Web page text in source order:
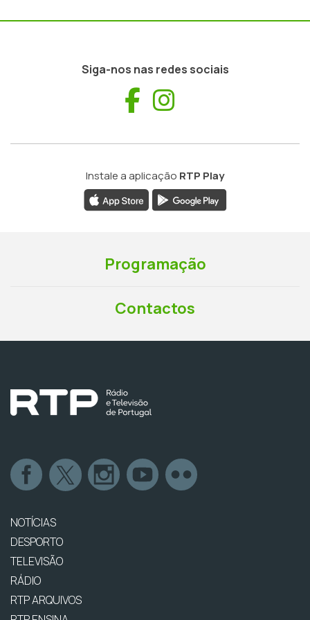
Siga-nos nas redes sociais
Facebook
Instale a aplicação RTP Play
Programação
Contactos
NOTÍCIAS
DESPORTO
TELEVISÃO
RÁDIO
RTP ARQUIVOS